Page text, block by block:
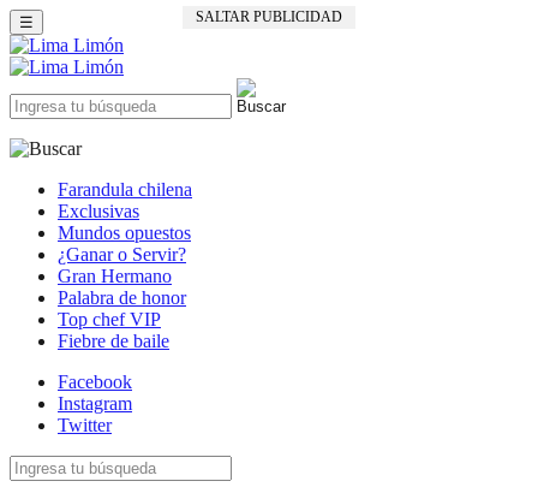
SALTAR PUBLICIDAD
☰
Farandula chilena
Exclusivas
Mundos opuestos
¿Ganar o Servir?
Gran Hermano
Palabra de honor
Top chef VIP
Fiebre de baile
Facebook
Instagram
Twitter